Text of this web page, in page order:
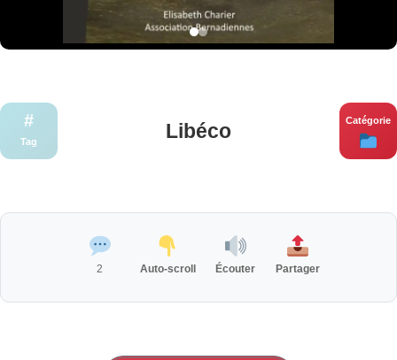
#
Tag Libéco Catégorie
2 Auto-scroll Écouter Partager